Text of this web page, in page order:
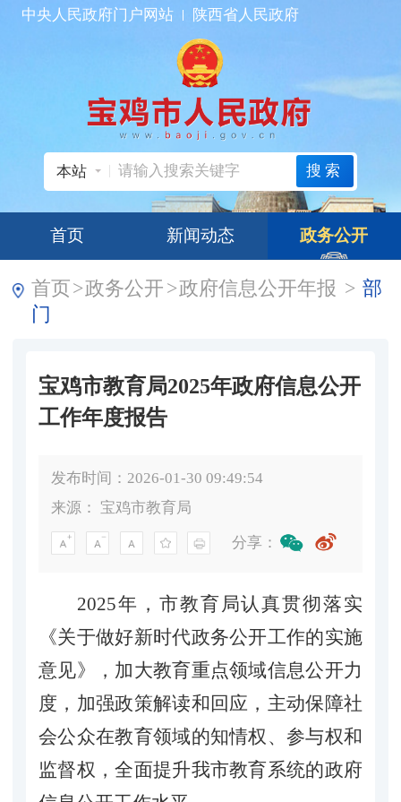
中央人民政府门户网站 陕西省人民政府
本站 搜索
首页 新闻动态 政务公开
首页>政务公开 >政府信息公开年报 > 部
门
宝鸡市教育局2025年政府信息公开
工作年度报告
发布时间：2026-01-30 09:49:54
来源： 宝鸡市教育局
分享：
2025年，市教育局认真贯彻落实
《关于做好新时代政务公开工作的实施
意见》，加大教育重点领域信息公开力
度，加强政策解读和回应，主动保障社
会公众在教育领域的知情权、参与权和
监督权，全面提升我市教育系统的政府